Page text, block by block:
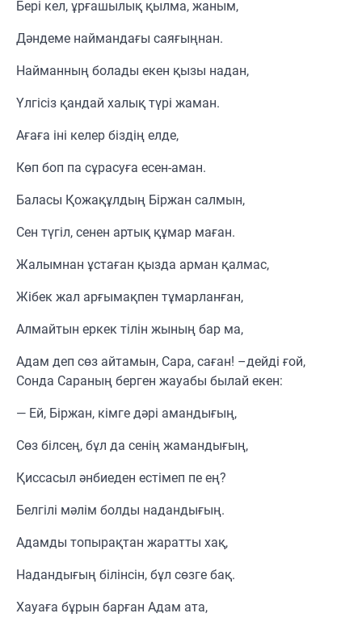
Бері кел, ұрғашылық қылма, жаным,
Дәндеме наймандағы саяғыңнан.
Найманның болады екен қызы надан,
Үлгісіз қандай халық түрі жаман.
Ағаға іні келер біздің елде,
Көп боп па сұрасуға есен-аман.
Баласы Қожақұлдың Біржан салмын,
Сен түгіл, сенен артық құмар маған.
Жалымнан ұстаған қызда арман қалмас,
Жібек жал арғымақпен тұмарланған,
Алмайтын еркек тілін жының бар ма,
Адам деп сөз айтамын, Сара, саған! –дейді ғой,
Сонда Сараның берген жауабы былай екен:
— Ей, Біржан, кімге дәрі амандығың,
Сөз білсең, бұл да сенің жамандығың,
Қиссасыл әнбиеден естімеп пе ең?
Белгілі мәлім болды надандығың.
Адамды топырақтан жаратты хақ,
Надандығың білінсін, бұл сөзге бақ.
Хауаға бұрын барған Адам ата,